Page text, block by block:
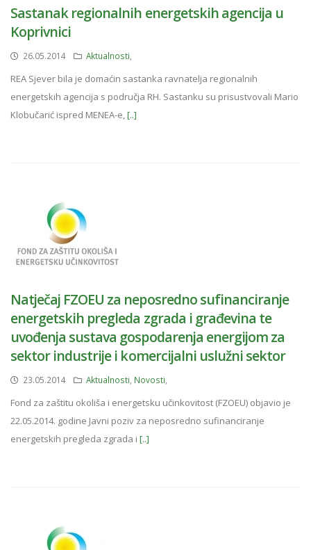
Sastanak regionalnih energetskih agencija u
Koprivnici
26.05.2014 Aktualnosti
REA Sjever bila je domaćin sastanka ravnatelja regionalnih
energetskih agencija s područja RH. Sastanku su prisustvovali Mario
Klobučarić ispred MENEA-e,[..]
Natječaj FZOEU za neposredno sufinanciranje
energetskih pregleda zgrada i građevina te
uvođenja sustava gospodarenja energijom za
sektor industrije i komercijalni uslužni sektor
23.05.2014 Aktualnosti Novosti
Fond za zaštitu okoliša i energetsku učinkovitost (FZOEU) objavio je
22.05.2014. godine Javni poziv za neposredno sufinanciranje
energetskih pregleda zgrada i [..]